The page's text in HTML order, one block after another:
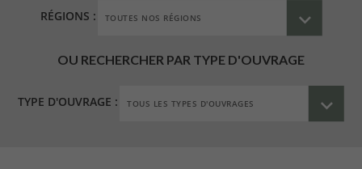
RÉGIONS :
OU RECHERCHER PAR TYPE D'OUVRAGE
TYPE D'OUVRAGE :